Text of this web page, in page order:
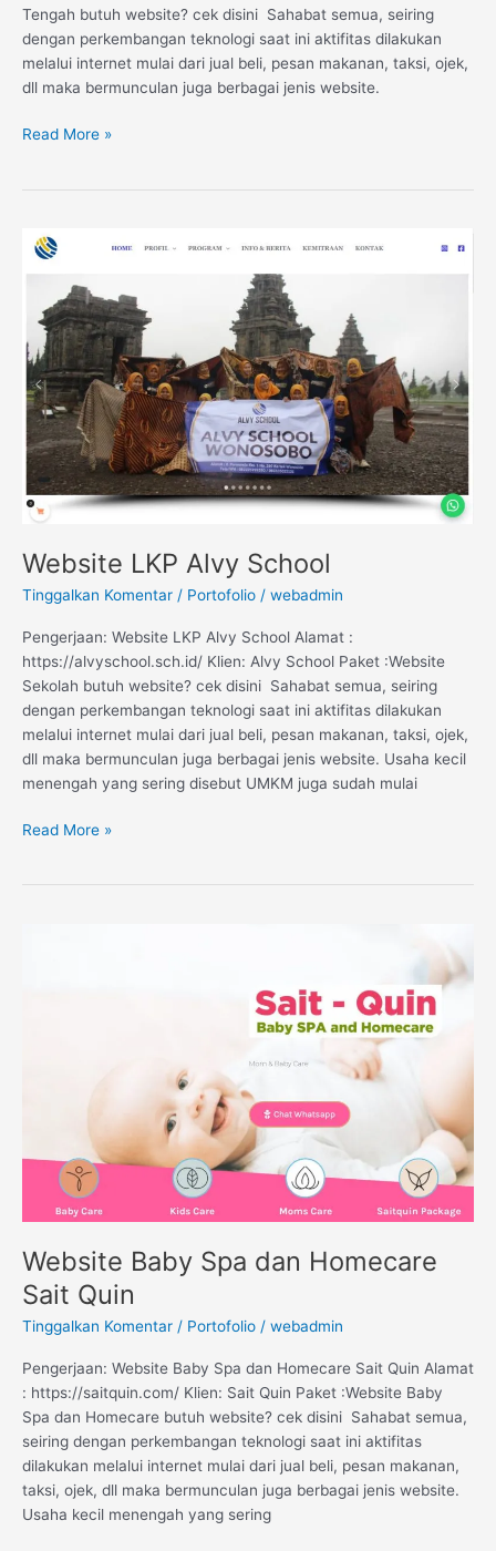
Tengah butuh website? cek disini Sahabat semua, seiring
dengan perkembangan teknologi saat ini aktifitas dilakukan
melalui internet mulai dari jual beli, pesan makanan, taksi, ojek,
dll maka bermunculan juga berbagai jenis website.
Read More »
Website LKP Alvy School
Tinggalkan Komentar / Portofolio / webadmin
Pengerjaan: Website LKP Alvy School Alamat :
https://alvyschool.sch.id/ Klien: Alvy School Paket :Website
Sekolah butuh website? cek disini Sahabat semua, seiring
dengan perkembangan teknologi saat ini aktifitas dilakukan
melalui internet mulai dari jual beli, pesan makanan, taksi, ojek,
dll maka bermunculan juga berbagai jenis website. Usaha kecil
menengah yang sering disebut UMKM juga sudah mulai
Website
LKP
School
Read More »
Website Baby Spa dan Homecare
Sait Quin
Tinggalkan Komentar / Portofolio / webadmin
Pengerjaan: Website Baby Spa dan Homecare Sait Quin Alamat
: https://saitquin.com/ Klien: Sait Quin Paket :Website Baby
Spa dan Homecare butuh website? cek disini Sahabat semua,
seiring dengan perkembangan teknologi saat ini aktifitas
dilakukan melalui internet mulai dari jual beli, pesan makanan,
taksi, ojek, dll maka bermunculan juga berbagai jenis website.
Usaha kecil menengah yang sering